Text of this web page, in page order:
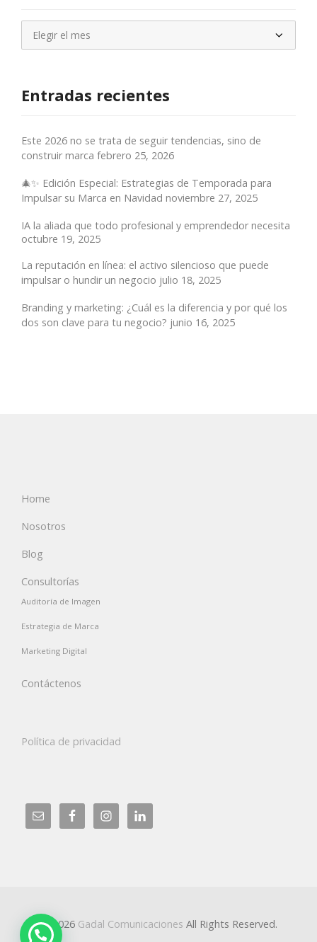
Entradas recientes
Este 2026 no se trata de seguir tendencias, sino de
construir marca febrero 25, 2026
🎄✨ Edición Especial: Estrategias de Temporada para
Impulsar su Marca en Navidad noviembre 27, 2025
IA la aliada que todo profesional y emprendedor necesita
octubre 19, 2025
La reputación en línea: el activo silencioso que puede
impulsar o hundir un negocio julio 18, 2025
Branding y marketing: ¿Cuál es la diferencia y por qué los
dos son clave para tu negocio? junio 16, 2025
Home
Nosotros
Blog
Consultorías
Auditoría de Imagen
Estrategia de Marca
Marketing Digital
Contáctenos
Política de privacidad
© 2026 Gadal Comunicaciones All Rights Reserved.